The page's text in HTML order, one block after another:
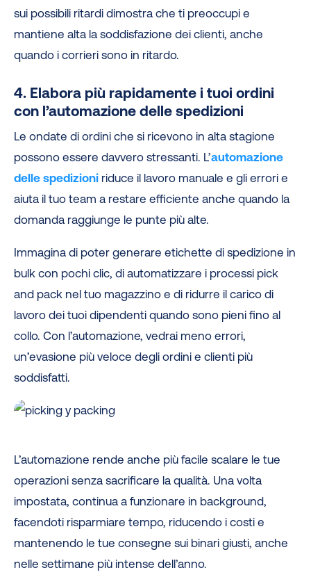
sui possibili ritardi dimostra che ti preoccupi e
mantiene alta la soddisfazione dei clienti, anche
quando i corrieri sono in ritardo.
4. Elabora più rapidamente i tuoi ordini
con l’automazione delle spedizioni
Le ondate di ordini che si ricevono in alta stagione
possono essere davvero stressanti. L’automazione
delle spedizioni riduce il lavoro manuale e gli errori e
aiuta il tuo team a restare efficiente anche quando la
domanda raggiunge le punte più alte.
Immagina di poter generare etichette di spedizione in
bulk con pochi clic, di automatizzare i processi pick
and pack nel tuo magazzino e di ridurre il carico di
lavoro dei tuoi dipendenti quando sono pieni fino al
collo. Con l’automazione, vedrai meno errori,
un’evasione più veloce degli ordini e clienti più
soddisfatti.
L’automazione rende anche più facile scalare le tue
operazioni senza sacrificare la qualità. Una volta
impostata, continua a funzionare in background,
facendoti risparmiare tempo, riducendo i costi e
mantenendo le tue consegne sui binari giusti, anche
nelle settimane più intense dell’anno.